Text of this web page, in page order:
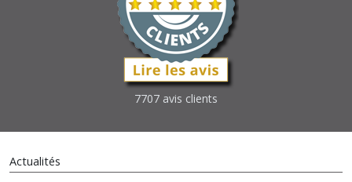
7707 avis clients
Actualités